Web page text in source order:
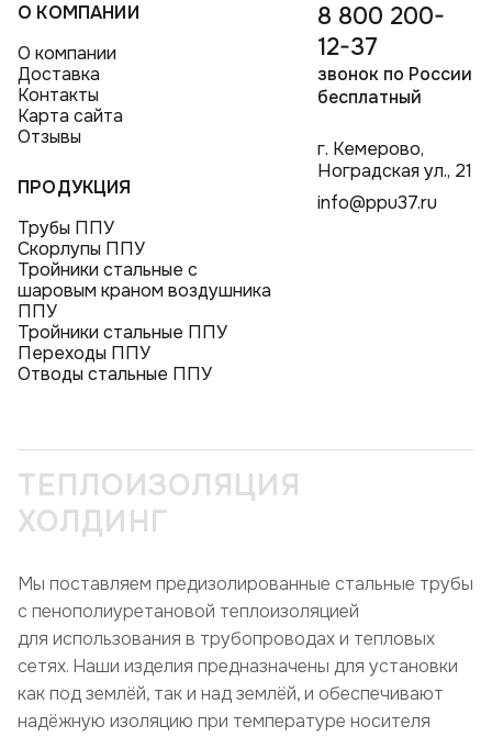
О КОМПАНИИ
О компании
Доставка
Контакты
Карта сайта
Отзывы
ПРОДУКЦИЯ
Трубы ППУ
Скорлупы ППУ
Тройники стальные с
шаровым краном воздушника
ППУ
Тройники стальные ППУ
Переходы ППУ
Отводы стальные ППУ
8 800 200-
12-37
звонок по России
бесплатный
г. Кемерово,
Ноградская ул., 21
info@ppu37.ru
ТЕПЛОИЗОЛЯЦИЯ
ХОЛДИНГ
Мы поставляем предизолированные стальные трубы
с пенополиуретановой теплоизоляцией
для использования в трубопроводах и тепловых
сетях. Наши изделия предназначены для установки
как под землёй, так и над землёй, и обеспечивают
надёжную изоляцию при температуре носителя